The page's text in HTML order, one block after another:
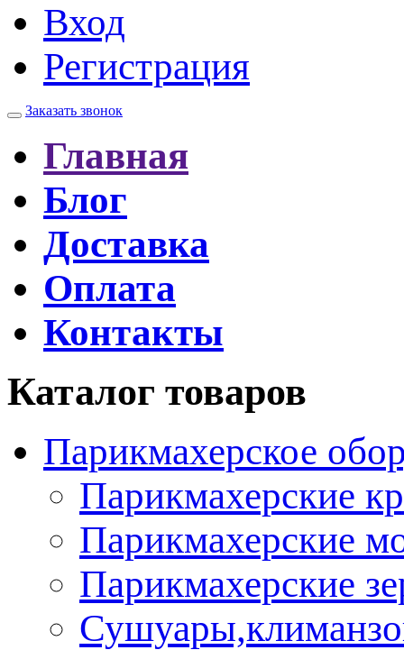
Вход
Регистрация
Заказать звонок
Главная
Блог
Доставка
Оплата
Контакты
Каталог товаров
Парикмахерское
Парикмахерские
Парикмахерские
Парикмахерские